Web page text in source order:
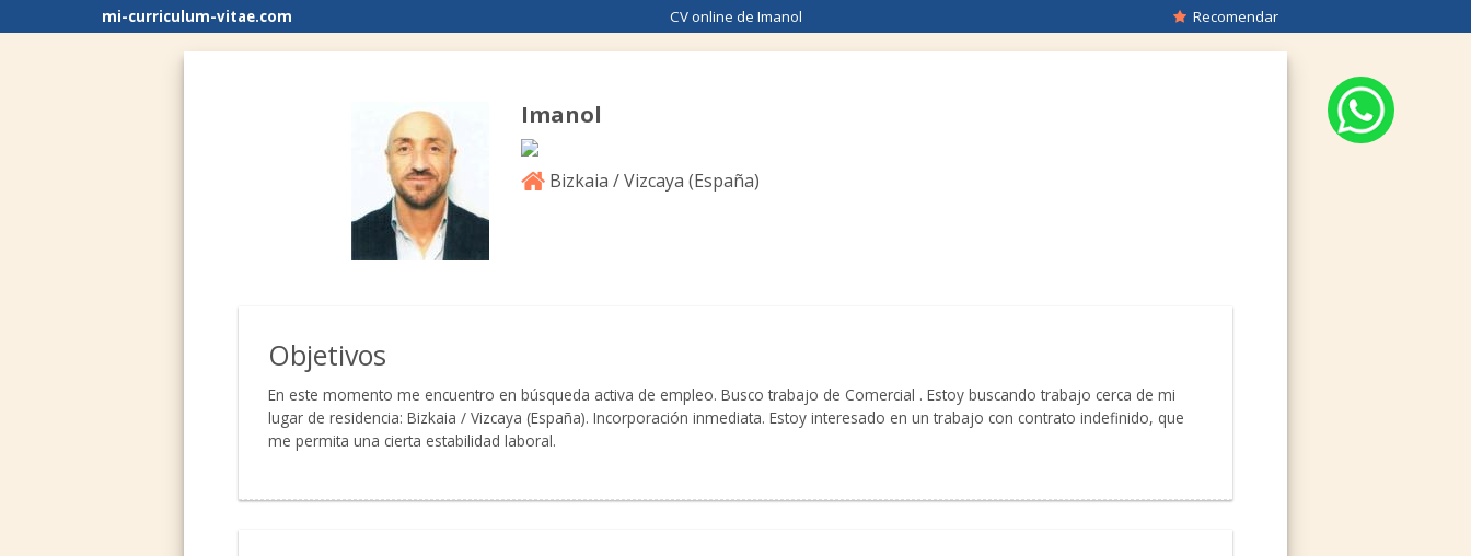
mi-curriculum-vitae.com CV online de Imanol Recomendar
Imanol
Bizkaia / Vizcaya (España)
Objetivos
En este momento me encuentro en búsqueda activa de empleo. Busco trabajo de Comercial . Estoy buscando trabajo cerca de mi
lugar de residencia: Bizkaia / Vizcaya (España). Incorporación inmediata. Estoy interesado en un trabajo con contrato indefinido, que
me permita una cierta estabilidad laboral.